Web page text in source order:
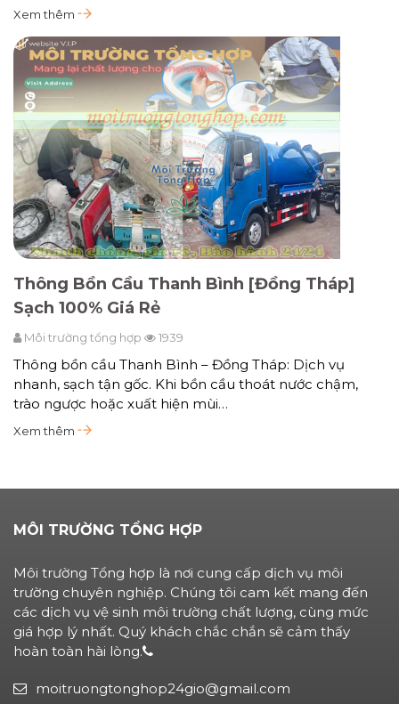
Xem thêm
Thông Bồn Cầu Thanh Bình [Đồng Tháp]
Sạch 100% Giá Rẻ
Môi trường tổng hợp 1939
Thông bồn cầu Thanh Bình – Đồng Tháp: Dịch vụ
nhanh, sạch tận gốc. Khi bồn cầu thoát nước chậm,
trào ngược hoặc xuất hiện mùi…
Xem thêm
MÔI TRƯỜNG TỔNG HỢP
Môi trường Tổng hợp là nơi cung cấp dịch vụ môi
trường chuyên nghiệp. Chúng tôi cam kết mang đến
các dịch vụ vệ sinh môi trường chất lượng, cùng mức
giá hợp lý nhất. Quý khách chắc chắn sẽ cảm thấy
hoàn toàn hài lòng.
moitruongtonghop24gio@gmail.com